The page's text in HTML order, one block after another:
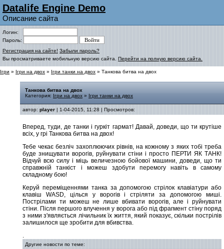
Datalife Engine Demo
Описание сайта
Логин:
Пароль:
Регистрация на сайте! Забыли пароль?
Вы просматриваете мобильную версию сайта. Перейти на полную версию сайта.
Ігри » Ігри на двох » Ігри танки на двох » Танкова битва на двох
Танкова битва на двох
Категория: Ігри на двох » Ігри танки на двох
автор: player | 1-04-2015, 11:28 | Просмотров:
Вперед, туди, де танки і гуркіт гармат! Давай, доведи, що ти крутіше
всіх, у грі Танкова битва на двох!
Тебе чекає безліч захоплюючих рівнів, на кожному з яких тобі треба
буде знищувати ворогів, руйнувати стіни і просто ПЕРТИ ЯК ТАНК!
Відчуй всю силу і міць величезною бойової машини, доведи, що ти
справжній танкіст і можеш здобути перемогу навіть в самому
складному бою!
Керуй переміщеннями танка за допомогою стрілок клавіатури або
клавіш WASD, цілься у ворогів і стріляти за допомогою миші.
Пострілами ти можеш не лише вбивати ворогів, але і руйнувати
стіни. Після першого влучення у ворога або під фрагмент стіну поряд
з ними з'являється лічильник їх життя, який показує, скільки пострілів
залишилося ще зробити для вбивства.
.
Другие новости по теме: